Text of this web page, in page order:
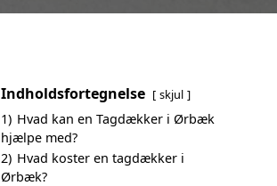
Indholdsfortegnelse skjul
1) Hvad kan en Tagdækker i Ørbæk
hjælpe med?
2) Hvad koster en tagdækker i
Ørbæk?